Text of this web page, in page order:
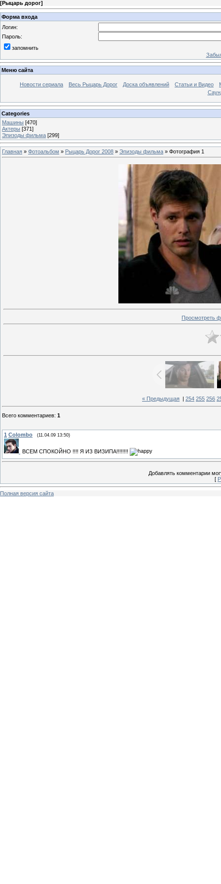
[Рыцарь дорог]
Форма входа
Логин:
Пароль:
запомнить
Меню сайта
Новости сериала Весь Рыцарь Дорог Доска объявлений Статьи и Видео
Categories
Машины [470]
Актеры [371]
Эпизоды фильма [299]
Главная » Фотоальбом » Рыцарь Дорог 2008 » Эпизоды фильма » Фотография 1
Просмотреть
« Предыдущая 254 255 256
Всего комментариев: 1
1 Colombo (11.04.09 13:50)
ВСЕМ СПОКОЙНО !!!! Я ИЗ ВИЗИПА!!!!!!!!
Добавлять комментарии
[
Полная версия сайта